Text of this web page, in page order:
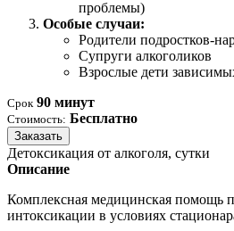
проблемы)
Особые случаи:
Родители подростков-
Супруги алкоголиков
Взрослые дети
Срок 90 минут
Стоимость: Бесплатно
Заказать
Детоксикация от алкоголя, сутки
Описание
Комплексная медицинская помощь
интоксикации в условиях